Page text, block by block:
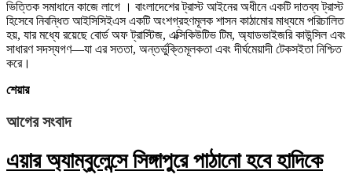
ভিত্তিক সমাধানে কাজে লাগে । বাংলাদেশের ট্রাস্ট আইনের অধীনে একটি দাতব্য ট্রাস্ট
হিসেবে নিবন্ধিত আইসিসিইএস একটি অংশগ্রহণমূলক শাসন কাঠামোর মাধ্যমে পরিচালিত
হয়, যার মধ্যে রয়েছে বোর্ড অফ ট্রাস্টিজ, এক্সিকিউটিভ টিম, অ্যাডভাইজরি কাউন্সিল এবং
সাধারণ সদস্যগণ—যা এর সততা, অন্তর্ভুক্তিমূলকতা এবং দীর্ঘমেয়াদী টেকসইতা নিশ্চিত
করে।
শেয়ার
আগের সংবাদ
এয়ার অ্যাম্বুলেন্সে সিঙ্গাপুরে পাঠানো হবে হাদিকে